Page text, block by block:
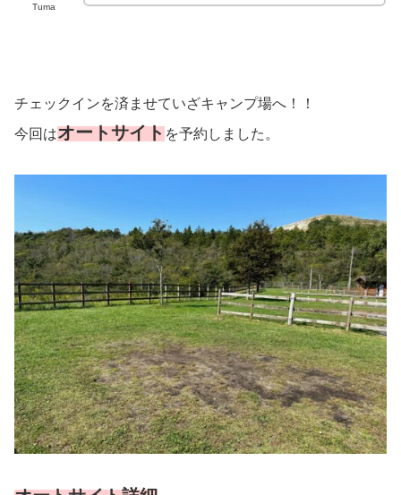
Tuma
チェックインを済ませていざキャンプ場へ！！
今回はオートサイトを予約しました。